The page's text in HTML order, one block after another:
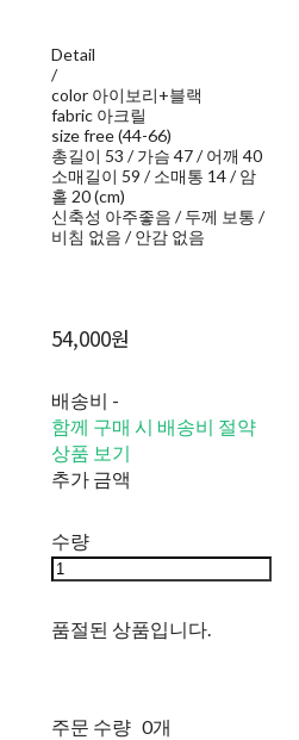
Detail
/
color 아이보리+블랙
fabric 아크릴
size free (44-66)
총길이 53 / 가슴 47 / 어깨 40
소매길이 59 / 소매통 14 / 암
홀 20 (cm)
신축성 아주좋음 / 두께 보통 /
비침 없음 / 안감 없음
54,000원
배송비 -
함께 구매 시 배송비 절약
상품 보기
추가 금액
수량
품절된 상품입니다.
주문 수량 0개